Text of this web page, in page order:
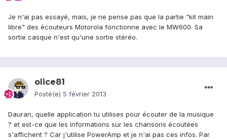
Je n'ai pas essayé, mais, je ne pense pas que la partie "kit main
libre" des écouteurs Motorola fonctionne avec le MW600. Sa
sortie casque n'est qu'une sortie stéréo.
olice81
Posté(e) 5 février 2013
Dauran, quelle application tu utilises pour écouter de la musique
? et est-ce que les informations sur les chansons écoutées
s'affichent ? Car j'utilise PowerAmp et je n'ai pas ces infos. Par